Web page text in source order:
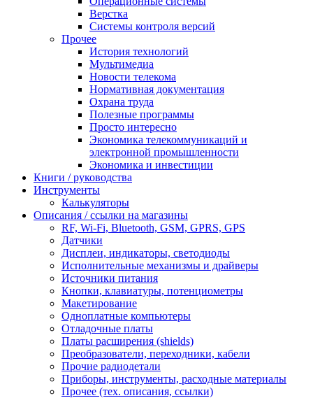
Верстка
Системы контроля версий
Прочее
История технологий
Мультимедиа
Новости телекома
Нормативная документация
Охрана труда
Полезные программы
Просто интересно
Экономика телекоммуникаций и
электронной промышленности
Экономика и инвестиции
Книги / руководства
Инструменты
Калькуляторы
Описания / ссылки на магазины
RF, Wi-Fi, Bluetooth, GSM, GPRS, GPS
Датчики
Дисплеи, индикаторы, светодиоды
Исполнительные механизмы и драйверы
Источники питания
Кнопки, клавиатуры, потенциометры
Макетирование
Одноплатные компьютеры
Отладочные платы
Платы расширения (shields)
Преобразователи, переходники, кабели
Прочие радиодетали
Приборы, инструменты, расходные материалы
Прочее (тех. описания, ссылки)